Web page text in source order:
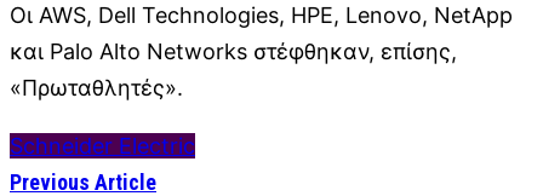
Οι AWS, Dell Technologies, HPE, Lenovo, NetApp
και Palo Alto Networks στέφθηκαν, επίσης,
«Πρωταθλητές».
Schneider Electric
Previous Article